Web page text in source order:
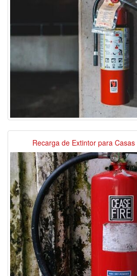
Recarga de Extintor para